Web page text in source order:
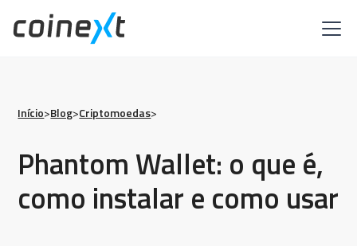
Início>Blog>Criptomoedas>
Phantom Wallet: o que é,
como instalar e como usar